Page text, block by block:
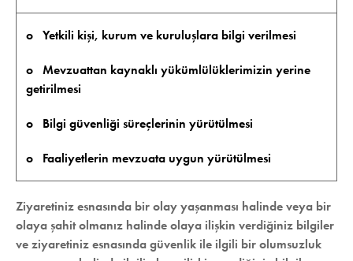
o Yetkili kişi, kurum ve kuruluşlara bilgi verilmesi
o Mevzuattan kaynaklı yükümlülüklerimizin yerine
getirilmesi
o Bilgi güvenliği süreçlerinin yürütülmesi
o Faaliyetlerin mevzuata uygun yürütülmesi
Ziyaretiniz esnasında bir olay yaşanması halinde veya bir
olaya şahit olmanız halinde olaya ilişkin verdiğiniz bilgiler
ve ziyaretiniz esnasında güvenlik ile ilgili bir olumsuzluk